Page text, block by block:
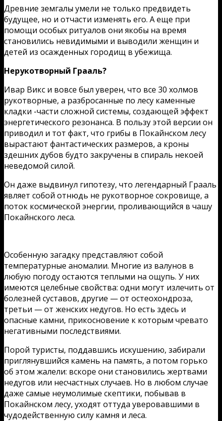
Древние земгалы умели не только предвидеть
будущее, но и отчасти изменять его. А еще при
помощи особых ритуалов они якобы на время
становились невидимыми и выводили женщин и
детей из осажденных городищ в убежища.
Нерукотворный Грааль?
Ивар Викс и вовсе был уверен, что все 30 холмов
рукотворные, а разбросанные по лесу каменные
кладки -части сложной системы, создающей эффект
энергетического резонанса. В пользу этой версии он
приводил и тот факт, что грибы в Покайнском лесу
вырастают фантастических размеров, а кроны
здешних дубов будто закручены в спираль некоей
неведомой силой.
Он даже выдвинул гипотезу, что легендарный Грааль
являет собой отнюдь не рукотворное сокровище, а
поток космической энергии, проливающийся в чашу
Покайнского леса.
Особенную загадку представляют собой
температурные аномалии. Многие из валунов в
любую погоду остаются теплыми на ощупь. У них
имеются целебные свойства: одни могут излечить от
болезней суставов, другие — от остеохондроза,
третьи — от женских недугов. Но есть здесь и
опасные камни, прикосновение к которым чревато
негативными последствиями.
Порой туристы, поддавшись искушению, забирали
приглянувшийся камень на память, а потом горько
об этом жалели: вскоре они становились жертвами
недугов или несчастных случаев. Но в любом случае
даже самые неумолимые скептики, побывав в
Покайнском лесу, уходят оттуда уверовавшими в
чудодейственную силу камня и леса.